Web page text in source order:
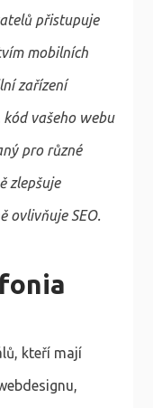
přistupuje
mobilních
zařízení
kód vašeho webu
pro různé
zlepšuje
ovlivňuje SEO.
kteří mají